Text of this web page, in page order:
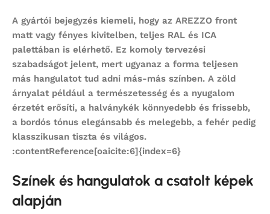
A gyártói bejegyzés kiemeli, hogy az AREZZO front
matt vagy fényes kivitelben, teljes RAL és ICA
palettában is elérhető. Ez komoly tervezési
szabadságot jelent, mert ugyanaz a forma teljesen
más hangulatot tud adni más-más színben. A zöld
árnyalat például a természetesség és a nyugalom
érzetét erősíti, a halványkék könnyedebb és frissebb,
a bordós tónus elegánsabb és melegebb, a fehér pedig
klasszikusan tiszta és világos.
:contentReference[oaicite:6]{index=6}
Színek és hangulatok a csatolt képek
alapján